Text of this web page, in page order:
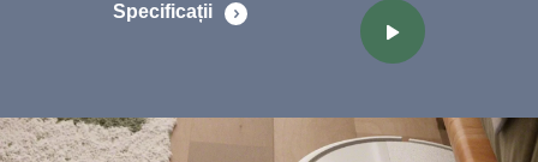
Specificații